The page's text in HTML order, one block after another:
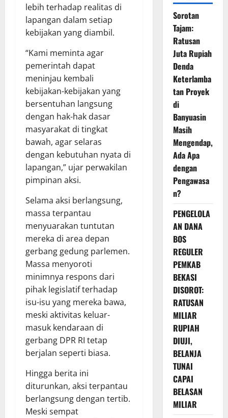
lebih terhadap realitas di
lapangan dalam setiap
kebijakan yang diambil.
“Kami meminta agar
pemerintah dapat
meninjau kembali
kebijakan-kebijakan yang
bersentuhan langsung
dengan hak-hak dasar
masyarakat di tingkat
bawah, agar selaras
dengan kebutuhan nyata di
lapangan,” ujar perwakilan
pimpinan aksi.
Selama aksi berlangsung,
massa terpantau
menyuarakan tuntutan
mereka di area depan
gerbang gedung parlemen.
Massa menyoroti
minimnya respons dari
pihak legislatif terhadap
isu-isu yang mereka bawa,
meski aktivitas keluar-
masuk kendaraan di
gerbang DPR RI tetap
berjalan seperti biasa.
Hingga berita ini
diturunkan, aksi terpantau
berlangsung dengan tertib.
Meski sempat
Sorotan
Tajam:
Ratusan
Juta Rupiah
Denda
Keterlamba
tan Proyek
di
Banyuasin
Masih
Mengendap,
Ada Apa
dengan
Pengawasa
n?
PENGELOLA
AN DANA
BOS
REGULER
PEMKAB
BEKASI
DISOROT:
RATUSAN
MILIAR
RUPIAH
DIUJI,
BELANJA
TUNAI
CAPAI
BELASAN
MILIAR